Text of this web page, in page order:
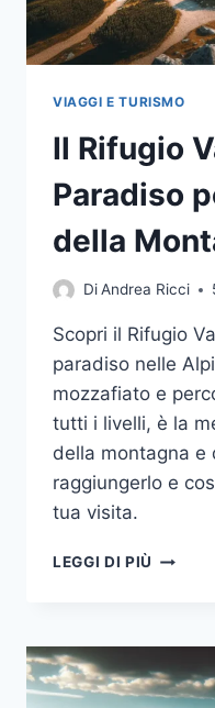
VIAGGI E TURISMO
Il Rifugio
Paradiso
della
DiAndrea Ricci
Scopri il Rifugio
paradiso nelle
mozzafiato e
tutti i livelli, è la
della montagna e
raggiungerlo e
tua visita.
LEGGI DI PIÙ IL
FUMO:
UN